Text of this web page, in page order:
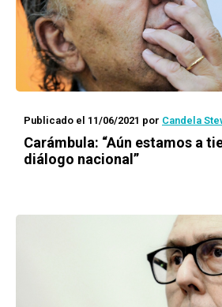
Publicado el 11/06/2021 por Candela
Carámbula: “Aún estamos a
diálogo nacional”